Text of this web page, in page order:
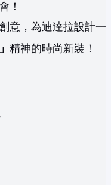
！
意，為迪達拉設計一
精神的時尚新裝！